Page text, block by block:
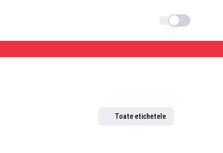
Schimba tema
Toate etichetele